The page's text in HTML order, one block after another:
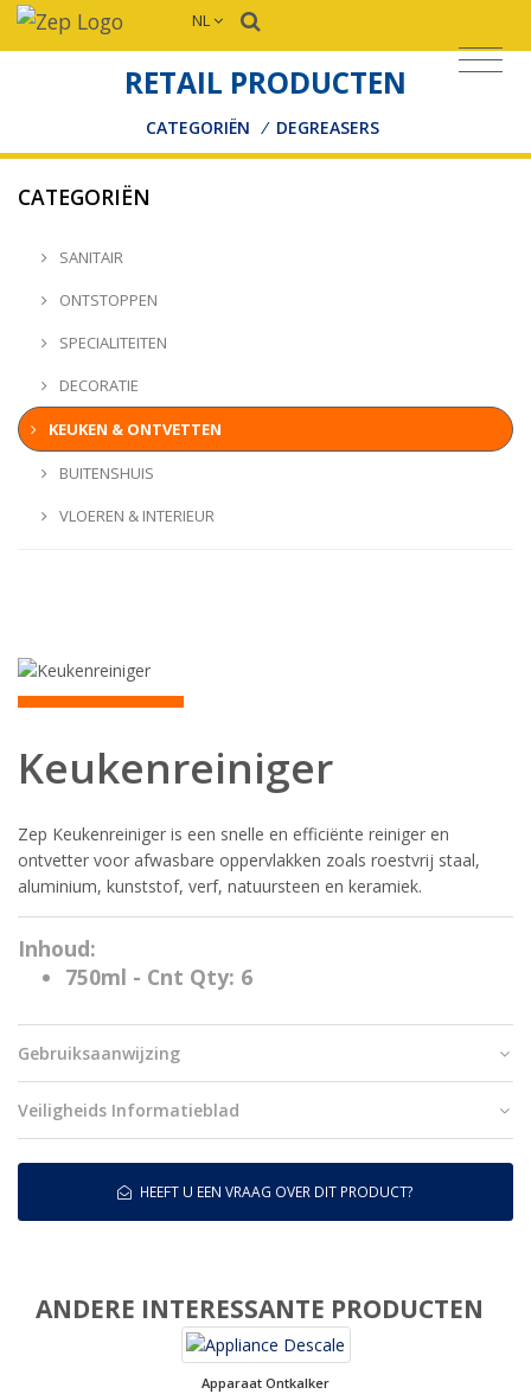
NL
RETAIL PRODUCTEN
CATEGORIËN / DEGREASERS
CATEGORIËN
SANITAIR
ONTSTOPPEN
SPECIALITEITEN
DECORATIE
KEUKEN & ONTVETTEN
BUITENSHUIS
VLOEREN & INTERIEUR
Keukenreiniger
Zep Keukenreiniger is een snelle en efficiënte reiniger en
ontvetter voor afwasbare oppervlakken zoals roestvrij staal,
aluminium, kunststof, verf, natuursteen en keramiek.
Inhoud:
750ml - Cnt Qty: 6
Gebruiksaanwijzing
Veiligheids Informatieblad
HEEFT U EEN VRAAG OVER DIT PRODUCT?
ANDERE INTERESSANTE PRODUCTEN
Apparaat Ontkalker